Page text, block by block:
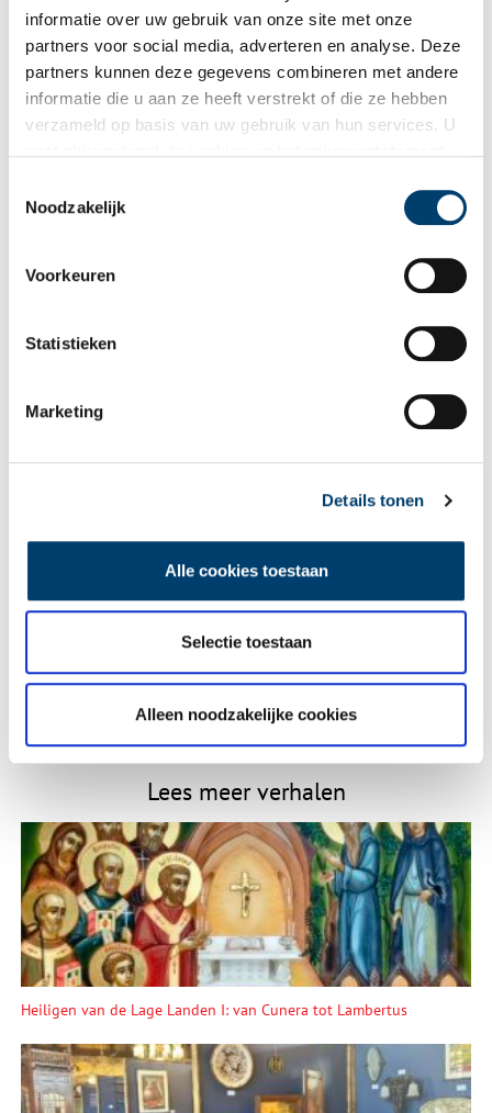
informatie over uw gebruik van onze site met onze
partners voor social media, adverteren en analyse. Deze
partners kunnen deze gegevens combineren met andere
informatie die u aan ze heeft verstrekt of die ze hebben
verzameld op basis van uw gebruik van hun services. U
Noodzakelijk
Voorkeuren
Statistieken
Marketing
Details tonen
Alle cookies toestaan
Selectie toestaan
Alleen noodzakelijke cookies
Wilt u op de hoogte blijven van de mooiste verhalen en het
laatste erfgoednieuws? Schrijf u dan nu in voor onze
wekelijkse nieuwsbrief!
Vereiste velden zijn gemarkeerd met *. Het e-mailadres wordt niet
Vink dit aan als u op de hoogte gehouden wil worden.
Lees meer verhalen
Heiligen van de Lage Landen I: van Cunera tot Lambertus